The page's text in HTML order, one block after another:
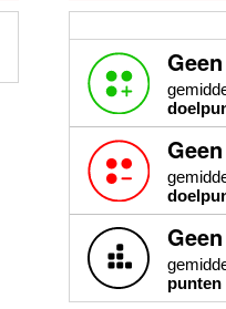
punten